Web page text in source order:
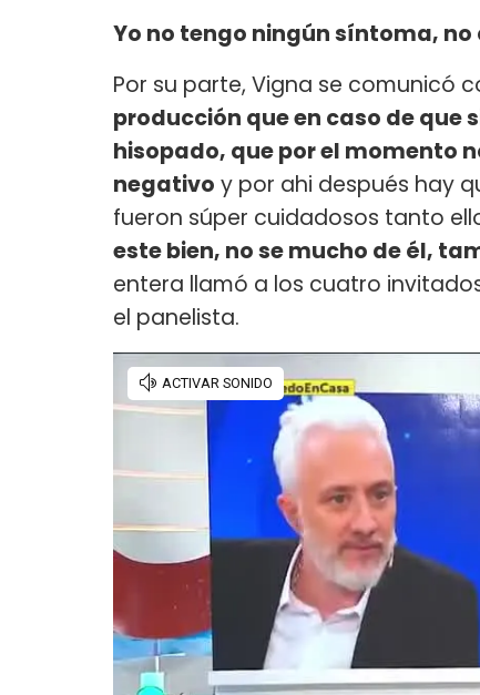
Yo no tengo ningún síntoma,
Por su parte, Vigna se comunicó
producción que en caso de
hisopado, que por el momento
negativo y por ahi después hay
fueron súper cuidadosos tanto
este bien, no se mucho de él,
entera llamó a los cuatro
el panelista.